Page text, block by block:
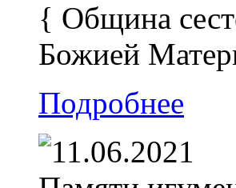
{ Община
Божией
Подробнее